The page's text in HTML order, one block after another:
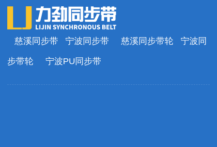
慈溪同步带 宁波同步带 慈溪同步带轮 宁波同
步带轮 宁波PU同步带